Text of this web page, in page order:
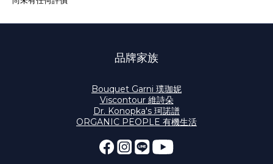
品牌家族
Bouquet Garni 璞珈妮
Viscontour 維詩朵
Dr. Konopka's 珂諾譜
ORGANIC PEOPLE 有機生活